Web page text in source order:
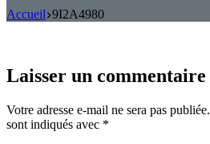
Accueil 9I2A4980
Laisser un commentaire
Votre adresse e-mail ne sera pas publiée.
sont indiqués avec *